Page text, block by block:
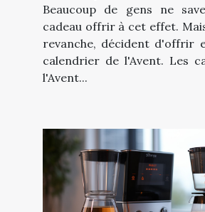
Beaucoup de gens ne
cadeau offrir à cet effet.
revanche, décident d'offrir
calendrier de l'Avent. Les
l'Avent...